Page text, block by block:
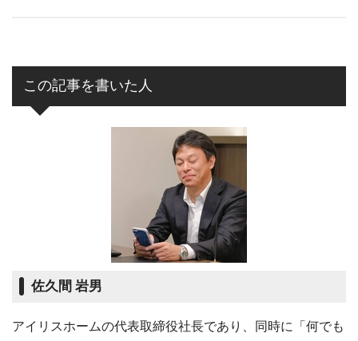
この記事を書いた人
佐久間 岩男
アイリスホームの代表取締役社長であり、同時に「何でも